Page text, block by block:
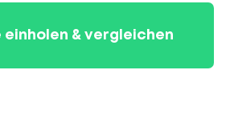
& vergleichen